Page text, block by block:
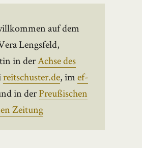
auf dem
Lengsfeld,
in derAchse des
reitschuster.de, imef-
in derPreußischen
Zeitung